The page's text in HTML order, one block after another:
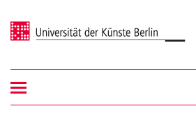
Universität der Künste Berlin
Navigation &
Navigation
ein-/ausblenden